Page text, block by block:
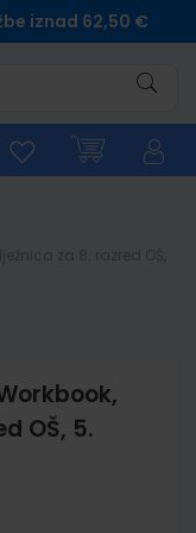
iznad 62,50 €
Workbook,
OŠ, 5.